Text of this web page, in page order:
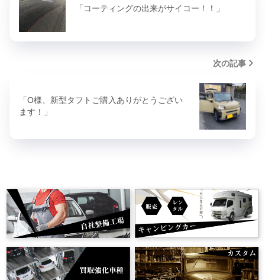
「コーティングの出来がサイコー！！」
次の記事
「O様、新型タフトご購入ありがとうござい
ます！」